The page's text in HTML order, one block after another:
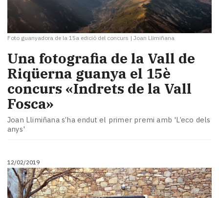
Foto guanyadora de la 15a edició del concurs | Joan Llimiñana
Una fotografia de la Vall de
Riqüerna guanya el 15è
concurs «Indrets de la Vall
Fosca»
Joan Llimiñana s’ha endut el primer premi amb 'L’eco dels
anys'
12/02/2019